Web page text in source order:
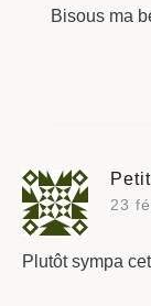
Bisous ma
23
Plutôt sympa